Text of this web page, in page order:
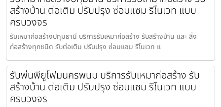
สร้างบ้าน ต่อเติม ปรับปรุง ซ่อมแซม รีโนเวท แบบ
ครบวงจร
รับเหมาก่อสร้างปทุมธานี บริการรับเหมาก่อสร้าง รับสร้างบ้าน และ สิ่ง
ก่อสร้างทุกชนิด รับต่อเติม ปรับปรุง ซ่อมแซม รีโนเวท แ
รับพ่นพียูโฟมนครพนม บริการรับเหมาก่อสร้าง รับ
สร้างบ้าน ต่อเติม ปรับปรุง ซ่อมแซม รีโนเวท แบบ
ครบวงจร